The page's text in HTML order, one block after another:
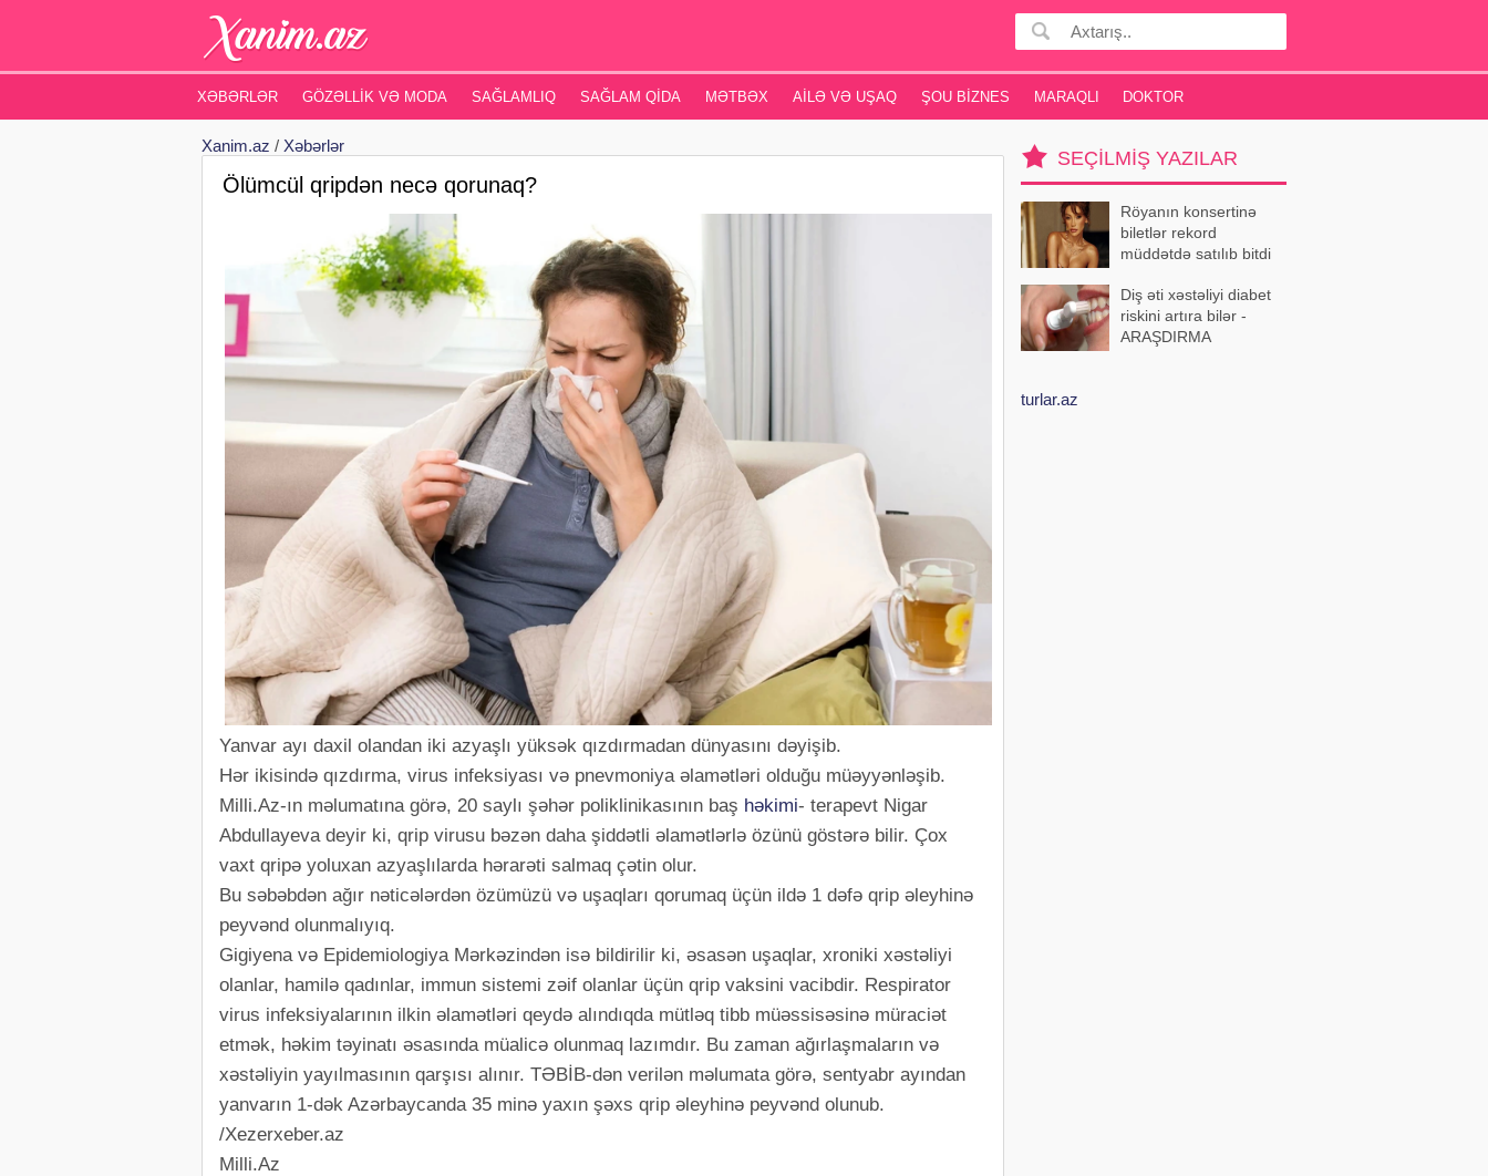
XƏBƏRLƏR GÖZƏLLIK VƏ MODA SAĞLAMLIQ SAĞLAM QIDA MƏTBƏX AILƏ VƏ UŞAQ ŞOU BIZNES MARAQLI DOKTOR
Xanim.az / Xəbərlər
Ölümcül qripdən necə qorunaq?
Yanvar ayı daxil olandan iki azyaşlı yüksək qızdırmadan dünyasını dəyişib.
Hər ikisində qızdırma, virus infeksiyası və pnevmoniya əlamətləri olduğu müəyyənləşib.
Milli.Az-ın məlumatına görə, 20 saylı şəhər poliklinikasının baş həkimi- terapevt Nigar
Abdullayeva deyir ki, qrip virusu bəzən daha şiddətli əlamətlərlə özünü göstərə bilir. Çox
vaxt qripə yoluxan azyaşlılarda hərarəti salmaq çətin olur.
Bu səbəbdən ağır nəticələrdən özümüzü və uşaqları qorumaq üçün ildə 1 dəfə qrip əleyhinə
peyvənd olunmalıyıq.
Gigiyena və Epidemiologiya Mərkəzindən isə bildirilir ki, əsasən uşaqlar, xroniki xəstəliyi
olanlar, hamilə qadınlar, immun sistemi zəif olanlar üçün qrip vaksini vacibdir. Respirator
virus infeksiyalarının ilkin əlamətləri qeydə alındıqda mütləq tibb müəssisəsinə müraciət
etmək, həkim təyinatı əsasında müalicə olunmaq lazımdır. Bu zaman ağırlaşmaların və
xəstəliyin yayılmasının qarşısı alınır. TƏBİB-dən verilən məlumata görə, sentyabr ayından
yanvarın 1-dək Azərbaycanda 35 minə yaxın şəxs qrip əleyhinə peyvənd olunub.
/Xezerxeber.az
Milli.Az
SEÇILMIŞ YAZILAR
Röyanın konsertinə
biletlər rekord
müddətdə satılıb bitdi
Diş əti xəstəliyi diabet
riskini artıra bilər -
ARAŞDIRMA
turlar.az